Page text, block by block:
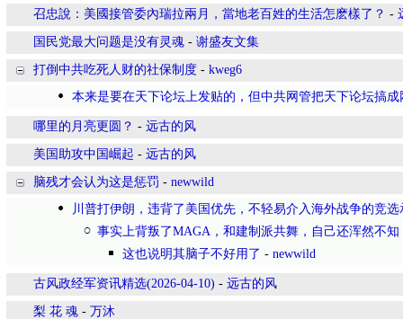
召忠說：美國接管委內瑞拉兩月，當地老百姓的生活怎麽樣了？ -
国民党最大问题是没有灵魂 - 谢盛友文集
打倒中共吃死人财的社保制度 - kweg6
本来是要在天下论坛上发贴的，但中共网管把天下论坛搞成
哪里的月亮更圆？ - 远古的风
美国助攻中国崛起 - 远古的风
脑残才会认为这是惩罚 - newwild
川普打伊朗，违背了美国优先，不轻易介入海外战争的竞选
事实上背叛了MAGA，和建制派共舞，自己还浑然不知
这也说明其脑子不好用了 - newwild
古风政经军资讯精选(2026-04-10) - 远古的风
梨 花 魂 - 万沐